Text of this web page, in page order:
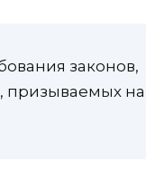
законов,
призываемых на